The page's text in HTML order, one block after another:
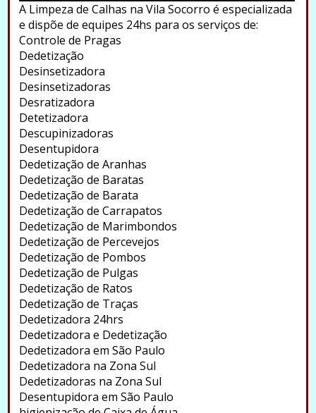
A Limpeza de Calhas na Vila Socorro é especializada
e dispõe de equipes 24hs para os serviços de:
Controle de Pragas
Dedetização
Desinsetizadora
Desinsetizadoras
Desratizadora
Detetizadora
Descupinizadoras
Desentupidora
Dedetização de Aranhas
Dedetização de Baratas
Dedetização de Barata
Dedetização de Carrapatos
Dedetização de Marimbondos
Dedetização de Percevejos
Dedetização de Pombos
Dedetização de Pulgas
Dedetização de Ratos
Dedetização de Traças
Dedetizadora 24hrs
Dedetizadora e Dedetização
Dedetizadora em São Paulo
Dedetizadora na Zona Sul
Dedetizadoras na Zona Sul
Desentupidora em São Paulo